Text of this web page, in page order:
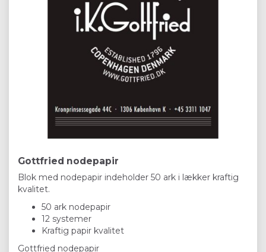
Gottfried nodepapir
Blok med nodepapir indeholder 50 ark i lækker kraftig
kvalitet.
50 ark nodepapir
12 systemer
Kraftig papir kvalitet
Gottfried nodepapir